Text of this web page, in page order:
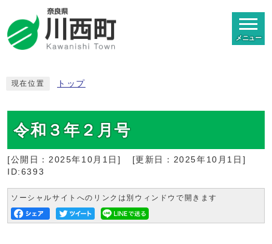
メニュー
現在位置 トップ
令和３年２月号
[公開日： 2025年10月1日 ] [更新日： 2025年10月1日 ]
ID:6393
ソーシャルサイトへのリンクは別ウィンドウで開きます